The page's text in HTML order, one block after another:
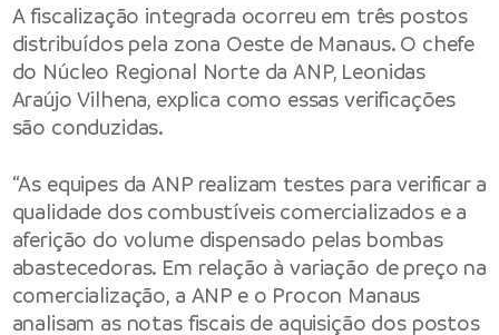
A fiscalização integrada ocorreu em três postos
distribuídos pela zona Oeste de Manaus. O chefe
do Núcleo Regional Norte da ANP, Leonidas
Araújo Vilhena, explica como essas verificações
são conduzidas.
“As equipes da ANP realizam testes para verificar a
qualidade dos combustíveis comercializados e a
aferição do volume dispensado pelas bombas
abastecedoras. Em relação à variação de preço na
comercialização, a ANP e o Procon Manaus
analisam as notas fiscais de aquisição dos postos